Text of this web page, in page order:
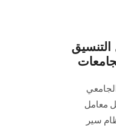
معامل
سير